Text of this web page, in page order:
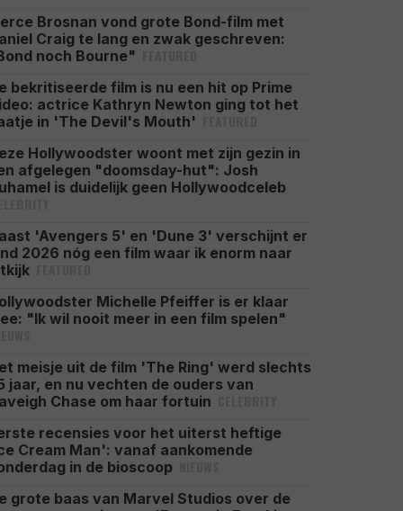
Brosnan vond grote Bond-film met
Craig te lang en zwak geschreven:
noch Bourne"
bekritiseerde film is nu een hit op Prime
actrice Kathryn Newton ging tot het
in 'The Devil's Mouth'
Hollywoodster woont met zijn gezin in
afgelegen "doomsday-hut": Josh
is duidelijk geen Hollywoodceleb
'Avengers 5' en 'Dune 3' verschijnt er
2026 nóg een film waar ik enorm naar
Michelle Pfeiffer is er klaar
"Ik wil nooit meer in een film spelen"
meisje uit de film 'The Ring' werd slechts
jaar, en nu vechten de ouders van
Chase om haar fortuin
recensies voor het uiterst heftige
Cream Man': vanaf aankomende
in de bioscoop
grote baas van Marvel Studios over de